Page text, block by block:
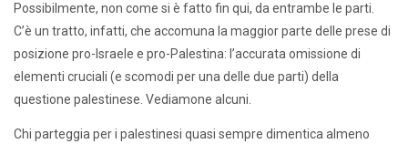
Possibilmente, non come si è fatto fin qui, da entrambe le parti.
C’è un tratto, infatti, che accomuna la maggior parte delle prese di
posizione pro-Israele e pro-Palestina: l’accurata omissione di
elementi cruciali (e scomodi per una delle due parti) della
questione palestinese. Vediamone alcuni.
Chi parteggia per i palestinesi quasi sempre dimentica almeno